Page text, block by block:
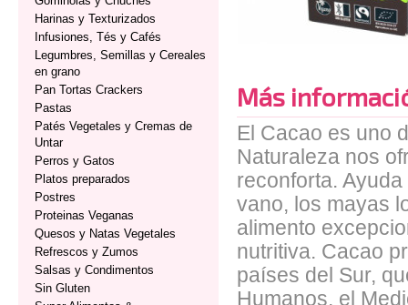
Harinas y Texturizados
Infusiones, Tés y Cafés
Legumbres, Semillas y Cereales
en grano
Pan Tortas Crackers
Pastas
Patés Vegetales y Cremas de
Untar
Perros y Gatos
Platos preparados
Postres
Proteinas Veganas
Quesos y Natas Vegetales
Refrescos y Zumos
Salsas y Condimentos
Sin Gluten
Más
El Cacao es uno
Naturaleza nos
reconforta.
vano, los mayas
alimento
nutritiva. Cacao
países del Sur,
Humanos, el